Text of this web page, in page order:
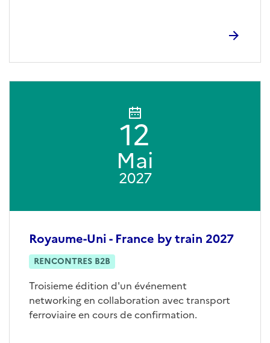
Royaume-Uni - France by train 2027
RENCONTRES B2B
Troisieme édition d'un événement
networking en collaboration avec transport
ferroviaire en cours de confirmation.
12
Mai
2027